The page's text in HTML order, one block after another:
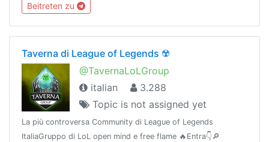
Beitreten zu
Taverna di League of Legends ☢️
@TavernaLoLGroup
italian
3.288
Topic is not assigned yet
La più controversa Community di League of Legends
ItaliaGruppo di LoL open mind e free flame 🔥Entra👇🔎